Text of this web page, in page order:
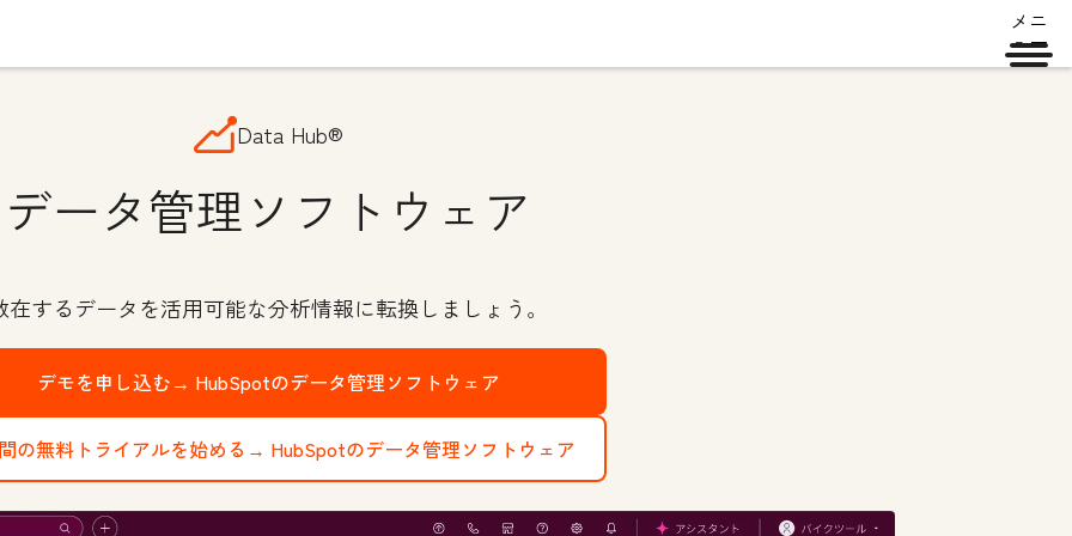
メニ
ュー
Data Hub®
データ管理ソフトウェア
在するデータを活用可能な分析情報に転換しましょう。
デモを申し込む→ HubSpotのデータ管理ソフトウェア
の無料トライアルを始める→ HubSpotのデータ管理ソフトウェア